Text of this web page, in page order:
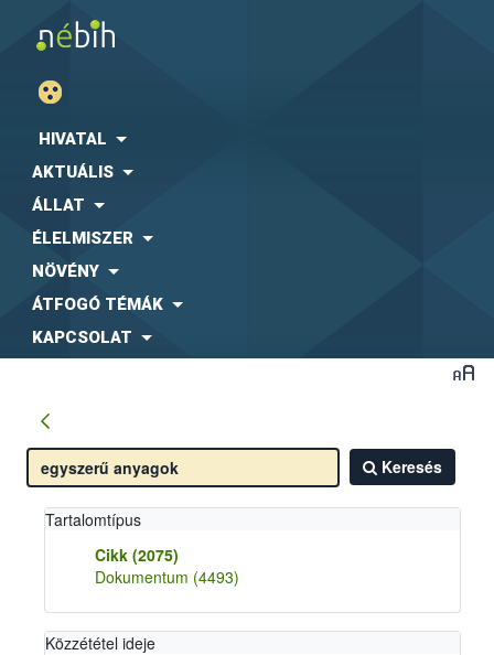
HIVATAL
AKTUÁLIS
ÁLLAT
ÉLELMISZER
NÖVÉNY
ÁTFOGÓ TÉMÁK
KAPCSOLAT
Keresés
Tartalomtípus
Cikk (2075)
Dokumentum (4493)
Közzététel ideje